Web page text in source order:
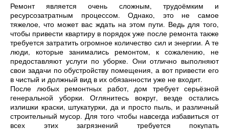
Ремонт является очень сложным, трудоёмким и
ресурсозатратным процессом. Однако, это не самое
тяжелое, что может вас ждать на этом пути. Ведь для того,
чтобы привести квартиру в порядок уже после ремонта также
требуется затратить огромное количество сил и энергии. А те
люди, которые занимались ремонтом, к сожалению, не
предоставляют услуги по уборке. Они отлично выполняют
свои задачи по обустройству помещения, а вот привести его
в чистый и должный вид в их обязанности уже не входит.
После любых ремонтных работ, дом требует серьёзной
генеральной уборки. Оглянитесь вокруг, везде остались
излишки краски, штукатурки, да и просто пыль, и различный
строительный мусор. Для того чтобы навсегда избавиться от
всех этих загрязнений требуется покупать